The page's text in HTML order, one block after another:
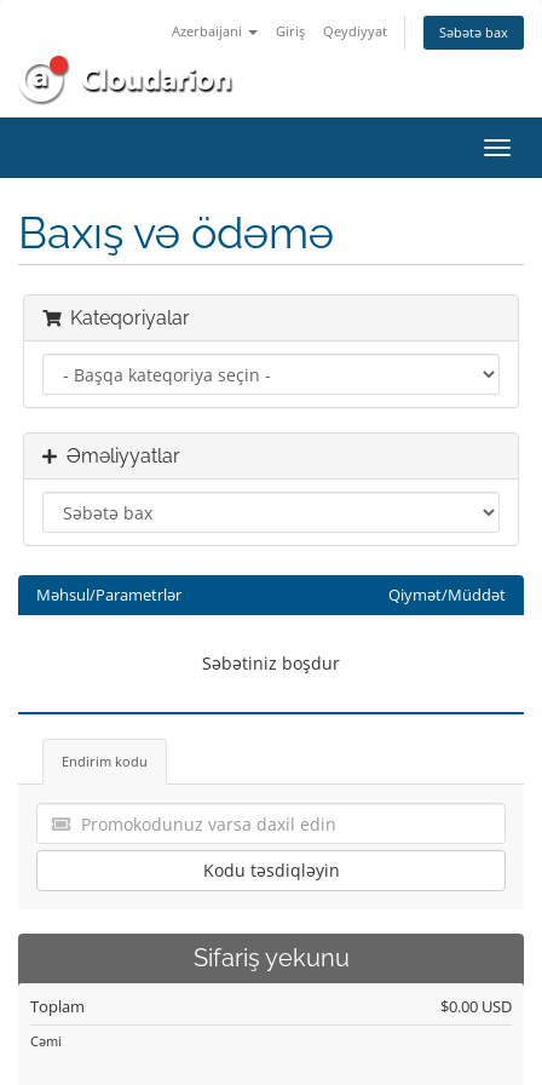
Azerbaijani Giriş Qeydiyyat Səbətə bax
keçid
Baxış və ödəmə
Kateqoriyalar
Əməliyyatlar
Məhsul/Parametrlər Qiymət/Müddət
Səbətiniz boşdur
Endirim kodu
Kodu təsdiqləyin
Sifariş yekunu
Toplam $0.00 USD
Cəmi